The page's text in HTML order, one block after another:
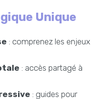
Unique
: comprenez les enjeux
: accès partagé à
: guides pour